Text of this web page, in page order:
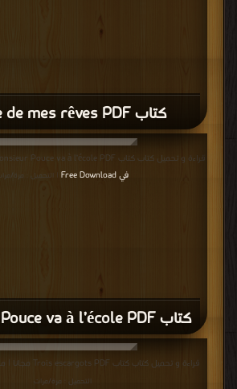
كتاب L’école de mes rêves PDF
كتاب Monsieur Pouce va à l’école PDF
قراءة و تحميل كتاب كتاب Monsieur Pouce va à l’école PDF مجانا | مكتبة >
في Free Download
| التحميل : مرة/
قراءة و تحميل كتاب كتاب Trois escargots PDF مجانا | مكتبة >
التحميل : مرة/مرات